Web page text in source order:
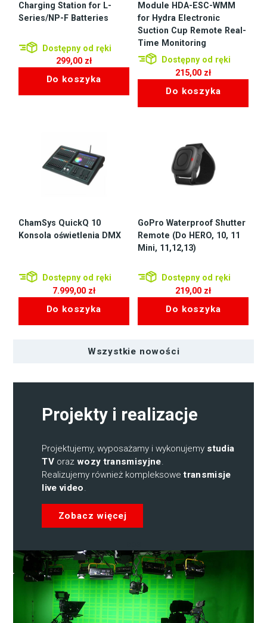
Charging Station for L-
Series/NP-F Batteries
Dostępny od ręki
299,00 zł
Do koszyka
Module HDA-ESC-WMM
for Hydra Electronic
Suction Cup Remote Real-
Time Monitoring
Dostępny od ręki
215,00 zł
Do koszyka
ChamSys QuickQ 10
Konsola oświetlenia DMX
Dostępny od ręki
7.999,00 zł
Do koszyka
GoPro Waterproof Shutter
Remote (Do HERO, 10, 11
Mini, 11,12,13)
Dostępny od ręki
219,00 zł
Do koszyka
Wszystkie nowości
Projekty i realizacje
Projektujemy, wyposażamy i wykonujemy studia
TV orazwozy transmisyjne.
Realizujemy również kompleksowetransmisje
live video.
Zobacz więcej